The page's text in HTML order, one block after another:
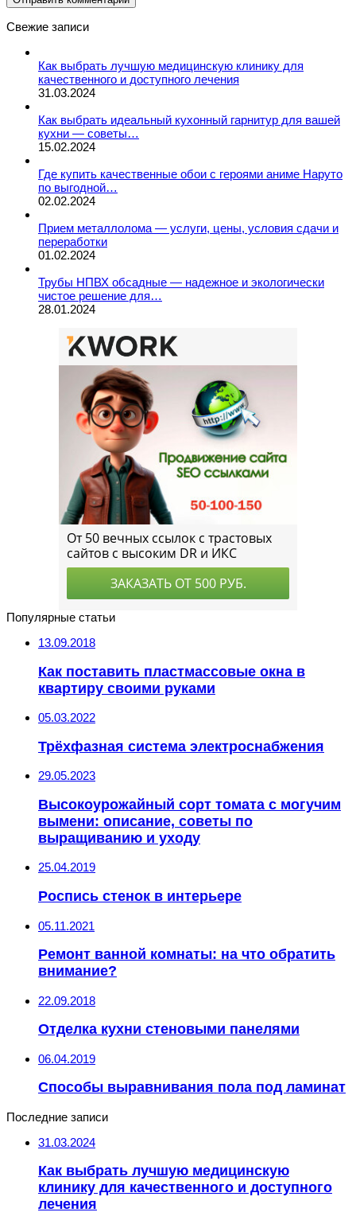
Свежие записи
Как выбрать лучшую медицинскую клинику для
качественного и доступного лечения
31.03.2024
Как выбрать идеальный кухонный гарнитур для вашей
кухни — советы…
15.02.2024
Где купить качественные обои с героями аниме Наруто
по выгодной…
02.02.2024
Прием металлолома — услуги, цены, условия сдачи и
переработки
01.02.2024
Трубы НПВХ обсадные — надежное и экологически
чистое решение для…
28.01.2024
Популярные статьи
13.09.2018
Как поставить пластмассовые окна в
квартиру своими руками
05.03.2022
Трёхфазная система электроснабжения
29.05.2023
Высокоурожайный сорт томата с могучим
вымени: описание, советы по
выращиванию и уходу
25.04.2019
Роспись стенок в интерьере
05.11.2021
Ремонт ванной комнаты: на что обратить
внимание?
22.09.2018
Отделка кухни стеновыми панелями
06.04.2019
Способы выравнивания пола под ламинат
Последние записи
31.03.2024
Как выбрать лучшую медицинскую
клинику для качественного и доступного
лечения